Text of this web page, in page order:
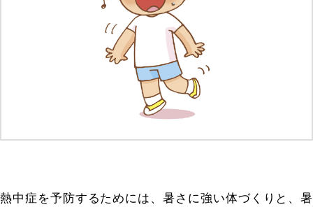
熱中症を予防するためには、暑さに強い体づくりと、暑